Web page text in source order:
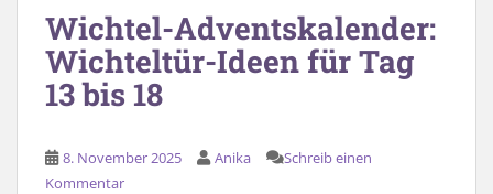
Wichtel-Adventskalender:
Wichteltür-Ideen für Tag
13 bis 18
8. November 2025 Anika
Schreib einen
Kommentar